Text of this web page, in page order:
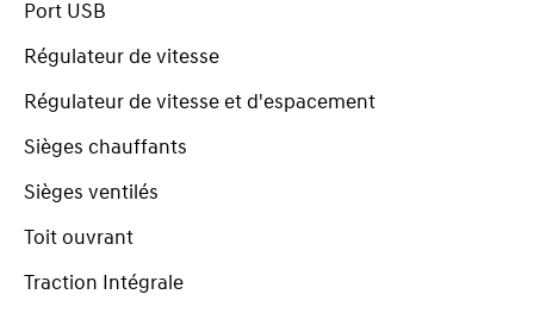
Port USB
Régulateur de vitesse
Régulateur de vitesse et d'espacement
Sièges chauffants
Sièges ventilés
Toit ouvrant
Traction Intégrale